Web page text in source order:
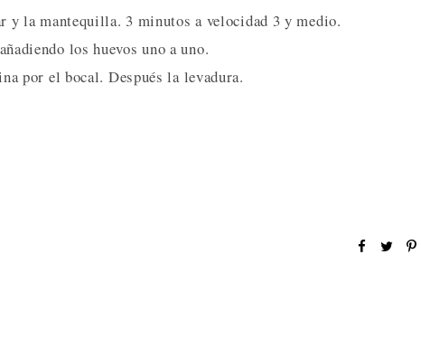
y la mantequilla. 3 minutos a velocidad 3 y medio.
los huevos uno a uno.
por el bocal. Después la levadura.